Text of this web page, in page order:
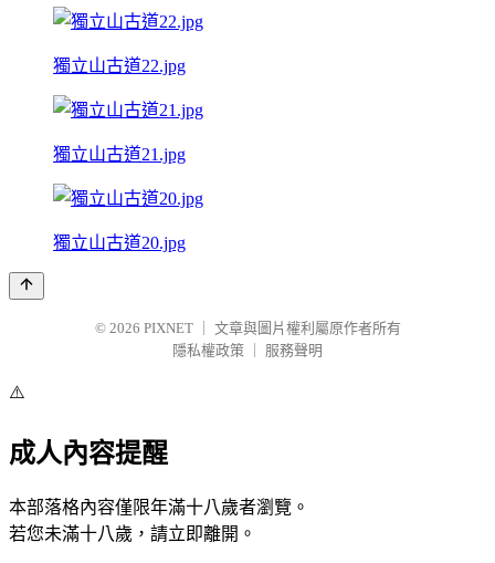
獨立山古道22.jpg
獨立山古道21.jpg
獨立山古道20.jpg
© 2026 PIXNET
文章與圖片權利屬原作者所有
隱私權政策
服務聲明
⚠️
成人內容提醒
本部落格內容僅限年滿十八歲者瀏覽。
若您未滿十八歲，請立即離開。